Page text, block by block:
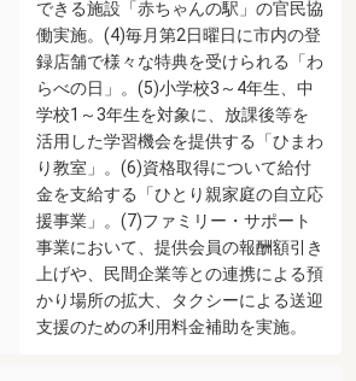
できる施設「赤ちゃんの駅」の官民協
働実施。(4)毎月第2日曜日に市内の登
録店舗で様々な特典を受けられる「わ
らべの日」。(5)小学校3～4年生、中
学校1～3年生を対象に、放課後等を
活用した学習機会を提供する「ひまわ
り教室」。(6)資格取得について給付
金を支給する「ひとり親家庭の自立応
援事業」。(7)ファミリー・サポート
事業において、提供会員の報酬額引き
上げや、民間企業等との連携による預
かり場所の拡大、タクシーによる送迎
支援のための利用料金補助を実施。